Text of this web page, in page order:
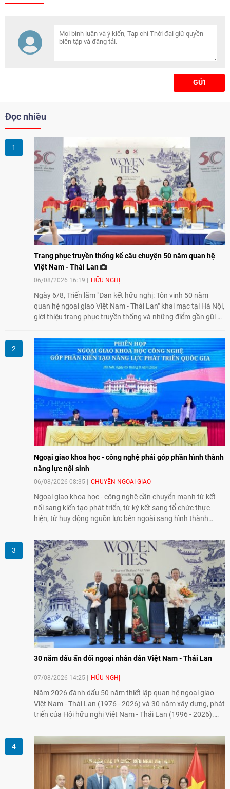
GỬI
Đọc nhiều
Trang phục truyền thống kể câu chuyện 50 năm quan hệ
Việt Nam - Thái Lan
06/08/2026 16:19 HỮU NGHỊ
Ngày 6/8, Triển lãm "Đan kết hữu nghị: Tôn vinh 50 năm
quan hệ ngoại giao Việt Nam - Thái Lan" khai mạc tại Hà Nội,
giới thiệu trang phục truyền thống và những điểm gần gũi về
giao lưu nhân dân trong chặng đường nửa thế kỷ quan hệ
song phương.
Ngoại giao khoa học - công nghệ phải góp phần hình thành
năng lực nội sinh
06/08/2026 08:35 CHUYỆN NGOẠI GIAO
Ngoại giao khoa học - công nghệ cần chuyển mạnh từ kết
nối sang kiến tạo phát triển, từ ký kết sang tổ chức thực
hiện, từ huy động nguồn lực bên ngoài sang hình thành
nghệ, đổi mới sáng tạo và chuyển đổi số trở thành động lực
phát triển đất nước.
30 năm dấu ấn đối ngoại nhân dân Việt Nam - Thái Lan
07/08/2026 14:25 HỮU NGHỊ
Năm 2026 đánh dấu 50 năm thiết lập quan hệ ngoại giao
Việt Nam - Thái Lan (1976 - 2026) và 30 năm xây dựng, phát
triển của Hội hữu nghị Việt Nam - Thái Lan (1996 - 2026).
tình hữu nghị, đồng thời từng bước mở rộng hoạt động từ
giao lưu truyền thống sang kết nối địa phương, doanh
nghiệp, giáo dục, văn hóa và thế hệ trẻ, góp phần tăng
cường sự hiểu biết và hợp tác giữa nhân dân hai nước.